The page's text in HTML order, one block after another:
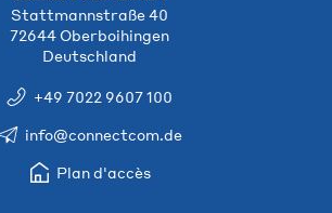
Stattmannstraße 40
72644 Oberboihingen
Deutschland
+49 7022 9607 100
info@connectcom.de
Plan d'accès